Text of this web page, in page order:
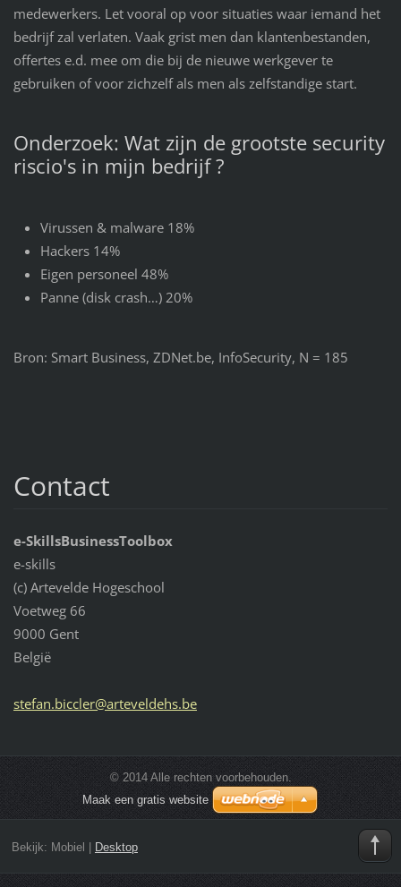
medewerkers. Let vooral op voor situaties waar iemand het
bedrijf zal verlaten. Vaak grist men dan klantenbestanden,
offertes e.d. mee om die bij de nieuwe werkgever te
gebruiken of voor zichzelf als men als zelfstandige start.
Onderzoek: Wat zijn de grootste security
riscio's in mijn bedrijf ?
Virussen & malware 18%
Hackers 14%
Eigen personeel 48%
Panne (disk crash…) 20%
Bron: Smart Business, ZDNet.be, InfoSecurity, N = 185
Contact
e-SkillsBusinessToolbox
e-skills
(c) Artevelde Hogeschool
Voetweg 66
9000 Gent
België
stefan.biccler@arteveldehs.be
© 2014 Alle rechten voorbehouden.
Maak een gratis website
Bekijk: Mobiel Desktop